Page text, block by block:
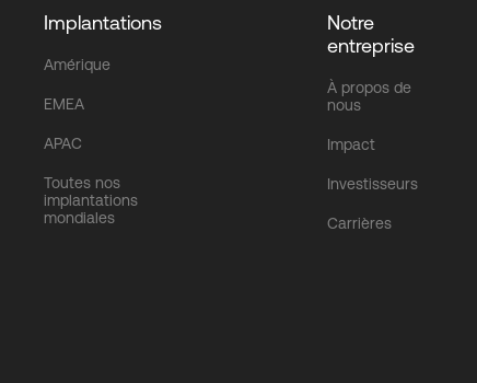
Implantations
Amérique
EMEA
APAC
Toutes nos
implantations
mondiales
Notre
entreprise
À propos de
nous
Impact
Investisseurs
Carrières